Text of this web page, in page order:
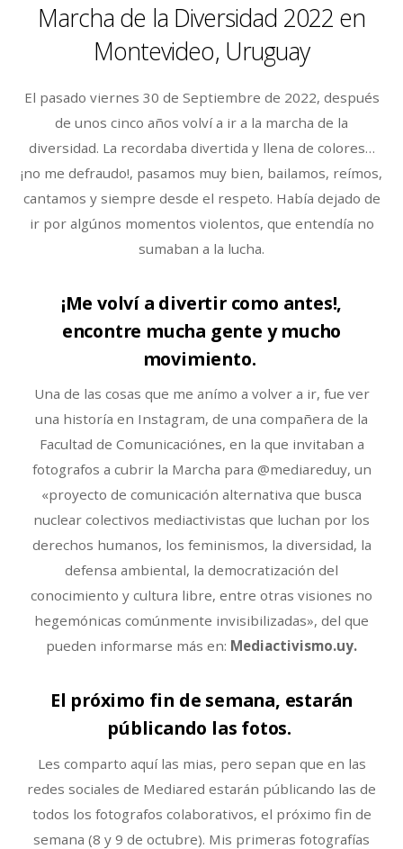
Marcha de la Diversidad 2022 en
Montevideo, Uruguay
El pasado viernes 30 de Septiembre de 2022, después
de unos cinco años volví a ir a la marcha de la
diversidad. La recordaba divertida y llena de colores…
¡no me defraudo!, pasamos muy bien, bailamos, reímos,
cantamos y siempre desde el respeto. Había dejado de
ir por algúnos momentos violentos, que entendía no
sumaban a la lucha.
¡Me volví a divertir como antes!,
encontre mucha gente y mucho
movimiento.
Una de las cosas que me anímo a volver a ir, fue ver
una historía en Instagram, de una compañera de la
Facultad de Comunicaciónes, en la que invitaban a
fotografos a cubrir la Marcha para @mediareduy, un
«proyecto de comunicación alternativa que busca
nuclear colectivos mediactivistas que luchan por los
derechos humanos, los feminismos, la diversidad, la
defensa ambiental, la democratización del
conocimiento y cultura libre, entre otras visiones no
hegemónicas comúnmente invisibilizadas», del que
pueden informarse más en: Mediactivismo.uy.
El próximo fin de semana, estarán
públicando las fotos.
Les comparto aquí las mias, pero sepan que en las
redes sociales de Mediared estarán públicando las de
todos los fotografos colaborativos, el próximo fin de
semana (8 y 9 de octubre). Mis primeras fotografías